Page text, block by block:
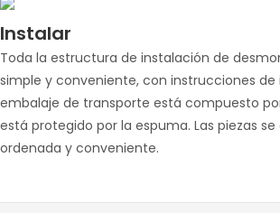
Instalar
Toda la estructura de instalación de
simple y conveniente, con instrucciones de
embalaje de transporte está compuesto
está protegido por la espuma. Las piezas
ordenada y conveniente.